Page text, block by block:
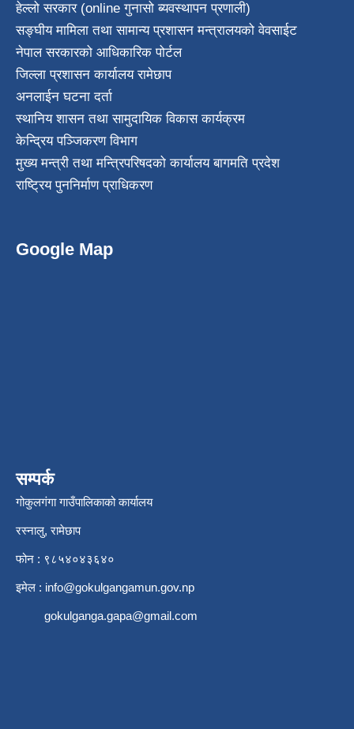
हेल्लो सरकार (online गुनासो ब्यवस्थापन प्रणाली)
सङ्घीय मामिला तथा सामान्य प्रशासन मन्त्रालयको वेवसाईट
नेपाल सरकारको आधिकारिक पोर्टल
जिल्ला प्रशासन कार्यालय रामेछाप
अनलाईन घटना दर्ता
स्थानिय शासन तथा सामुदायिक विकास कार्यक्रम
केन्द्रिय पञ्जिकरण विभाग
मुख्य मन्त्री तथा मन्त्रिपरिषदको कार्यालय बागमति प्रदेश
राष्ट्रिय पुननिर्माण प्राधिकरण
Google Map
सम्पर्क
गोकुलगंगा गाउँपालिकाको कार्यालय
रस्नालु, रामेछाप
फोन : ९८५४०४३६४०
इमेल : info@gokulgangamun.gov.np
gokulganga.gapa@gmail.com